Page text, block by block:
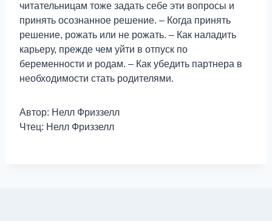
читательницам тоже задать себе эти вопросы и
принять осознанное решение. – Когда принять
решение, рожать или не рожать. – Как наладить
карьеру, прежде чем уйти в отпуск по
беременности и родам. – Как убедить партнера в
необходимости стать родителями.
Автор: Нелл Фриззелл
Чтец: Нелл Фриззелл